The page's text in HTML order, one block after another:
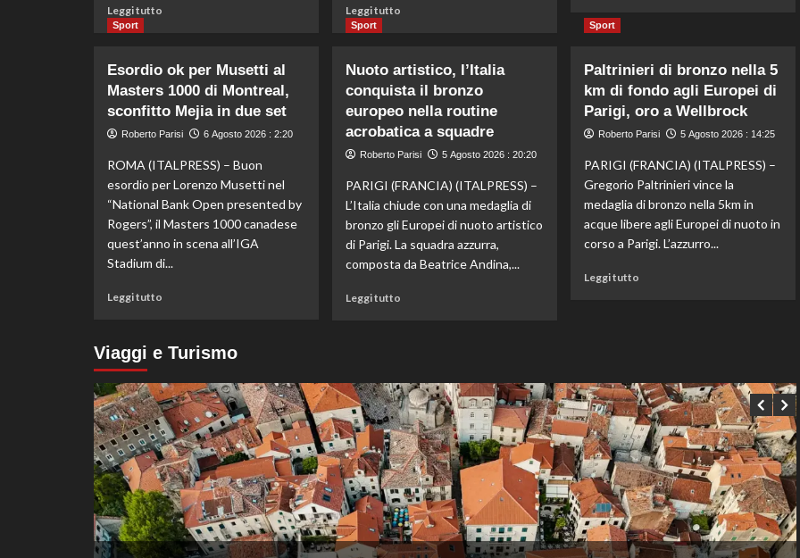
Leggi tuttoLeggi
Storico
en
plein
agli
Europei
tuffi,
il
quinto
oro
nel
Pizzini
Leggi tuttoLeggi
Fifa,
Priante
(Siga)
“La
del
passa
da
governance
e
trasparenza”
Juventus
piega
il
a
Kong,
decisivo
Zhegrova
Sport
Esordio ok per Musetti al
Masters 1000 di Montreal,
sconfitto Mejia in due set
Roberto Parisi 6 Agosto 2026 : 2:20
ROMA (ITALPRESS) – Buon
esordio per Lorenzo Musetti nel
“National Bank Open presented by
Rogers”, il Masters 1000 canadese
quest’anno in scena all’IGA
Stadium di...
Leggi tuttoLeggi
su
Esordio
per
Musetti
al
Masters
1000
di
Montreal,
sconfitto
Mejia
Sport
Nuoto artistico, l’Italia
conquista il bronzo
europeo nella routine
acrobatica a squadre
Roberto Parisi 5 Agosto 2026 : 20:20
PARIGI (FRANCIA) (ITALPRESS) –
L’Italia chiude con una medaglia di
bronzo gli Europei di nuoto artistico
di Parigi. La squadra azzurra,
composta da Beatrice Andina,...
Leggi tuttoLeggi
artistico,
l’Italia
conquista
il
bronzo
europeo
nella
routine
acrobatica
a
squadre
Sport
Paltrinieri di bronzo nella 5
km di fondo agli Europei di
Parigi, oro a Wellbrock
Roberto Parisi 5 Agosto 2026 : 14:25
PARIGI (FRANCIA) (ITALPRESS) –
Gregorio Paltrinieri vince la
medaglia di bronzo nella 5km in
acque libere agli Europei di nuoto in
corso a Parigi. L’azzurro...
Leggi tutto
nella
5
km
di
fondo
agli
Europei
di
Parigi,
oro
Viaggi e Turismo